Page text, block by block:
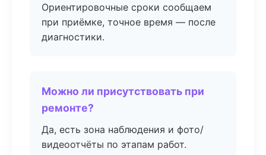
Ориентировочные сроки сообщаем
при приёмке, точное время — после
диагностики.
Можно ли присутствовать при
ремонте?
Да, есть зона наблюдения и фото/
видеоотчёты по этапам работ.